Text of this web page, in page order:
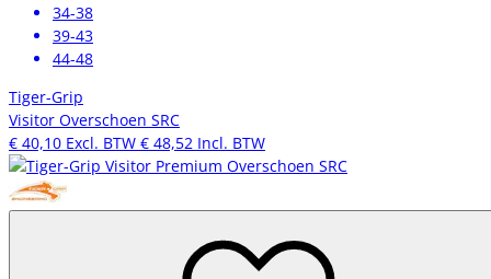
34-38
39-43
44-48
Tiger-Grip
Visitor Overschoen SRC
€ 40,10 Excl. BTW € 48,52 Incl. BTW